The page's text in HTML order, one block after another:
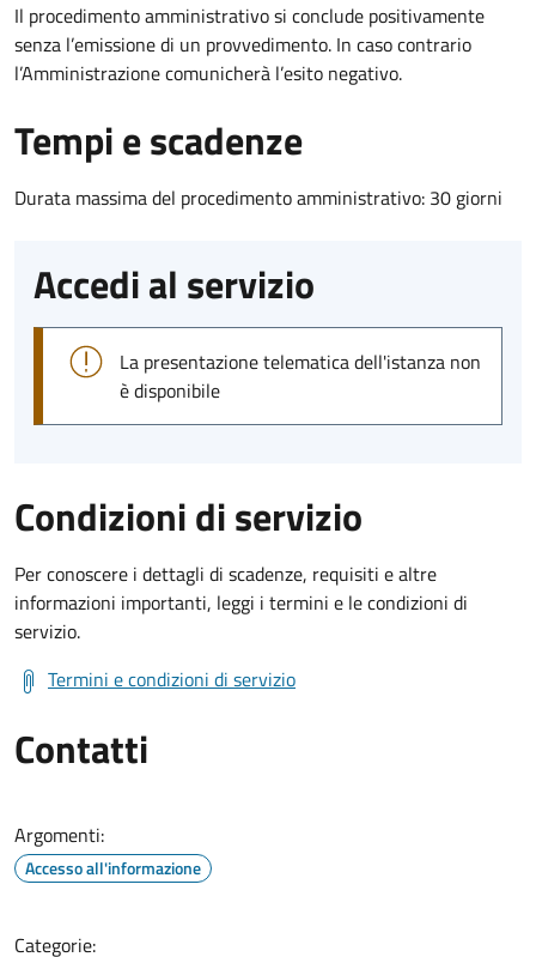
Il procedimento amministrativo si conclude positivamente
senza l’emissione di un provvedimento. In caso contrario
l’Amministrazione comunicherà l’esito negativo.
Tempi e scadenze
Durata massima del procedimento amministrativo: 30 giorni
Accedi al servizio
La presentazione telematica dell'istanza non
è disponibile
Condizioni di servizio
Per conoscere i dettagli di scadenze, requisiti e altre
informazioni importanti, leggi i termini e le condizioni di
servizio.
Termini e condizioni di servizio
Contatti
Argomenti:
Accesso all'informazione
Categorie: